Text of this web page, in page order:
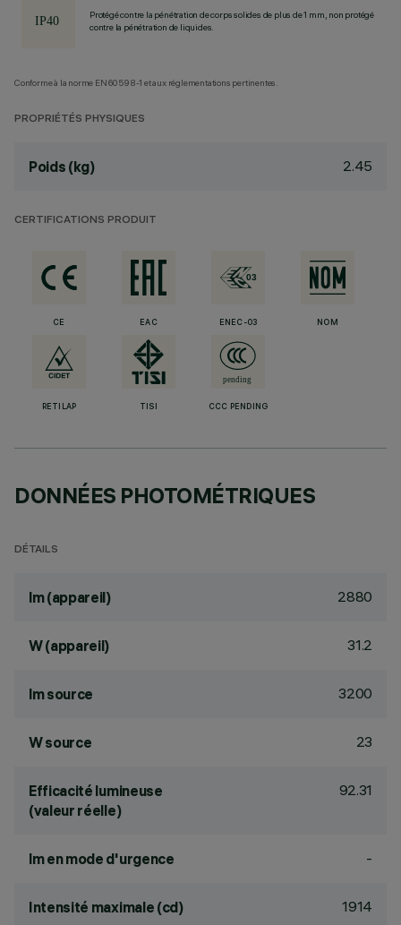
Protégé contre la pénétration de corps solides de plus de 1 mm, non protégé
contre la pénétration de liquides.
Conforme à la norme EN60598-1 et aux réglementations pertinentes.
PROPRIÉTÉS PHYSIQUES
Poids (kg) 2.45
CERTIFICATIONS PRODUIT
CE EAC ENEC-03 NOM
RETILAP TISI CCC PENDING
DONNÉES PHOTOMÉTRIQUES
DÉTAILS
lm (appareil) 2880
W (appareil) 31.2
lm source 3200
W source 23
Efficacité lumineuse
(valeur réelle)
92.31
lm en mode d'urgence -
Intensité maximale (cd) 1914